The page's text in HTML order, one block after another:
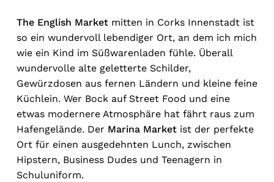
The English Marketmitten in Corks Innenstadt ist
so ein wundervoll lebendiger Ort, an dem ich mich
wie ein Kind im Süßwarenladen fühle. Überall
wundervolle alte geletterte Schilder,
Gewürzdosen aus fernen Ländern und kleine feine
Küchlein. Wer Bock auf Street Food und eine
etwas modernere Atmosphäre hat fährt raus zum
Hafengelände. Der Marina Marketist der perfekte
Ort für einen ausgedehnten Lunch, zwischen
Hipstern, Business Dudes und Teenagern in
Schuluniform.